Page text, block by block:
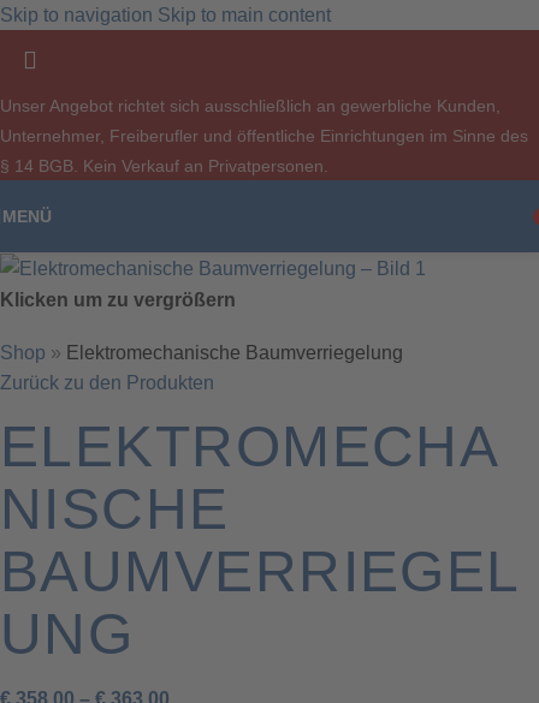
Skip to navigation Skip to main content
Unser Angebot richtet sich ausschließlich an gewerbliche Kunden,
Unternehmer, Freiberufler und öffentliche Einrichtungen im Sinne des
§ 14 BGB. Kein Verkauf an Privatpersonen.
MENÜ
Klicken um zu vergrößern
Shop » Elektromechanische Baumverriegelung
Zurück zu den Produkten
ELEKTROMECHA
NISCHE
BAUMVERRIEGEL
UNG